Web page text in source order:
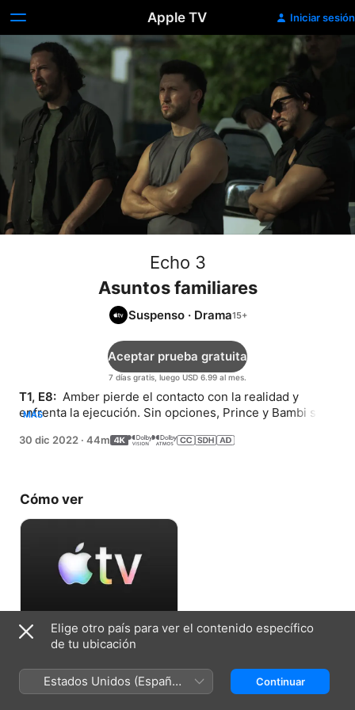
Apple TV Iniciar sesión
Echo 3
Asuntos familiares
Suspenso · Drama
7 días gratis, luego USD 6.99 al mes.
Aceptar prueba gratuita
T1, E8: Amber pierde el contacto con la realidad y
enfrenta la ejecución. Sin opciones, Prince y Bambi se
MÁS
30 dic 2022 · 44m
Cómo ver
Aceptar prueba gratuita
7 días gratis, luego USD 6.99 al mes.
Elige otro país para ver el contenido específico
de tu ubicación
Estados Unidos (Español
México)
Continuar